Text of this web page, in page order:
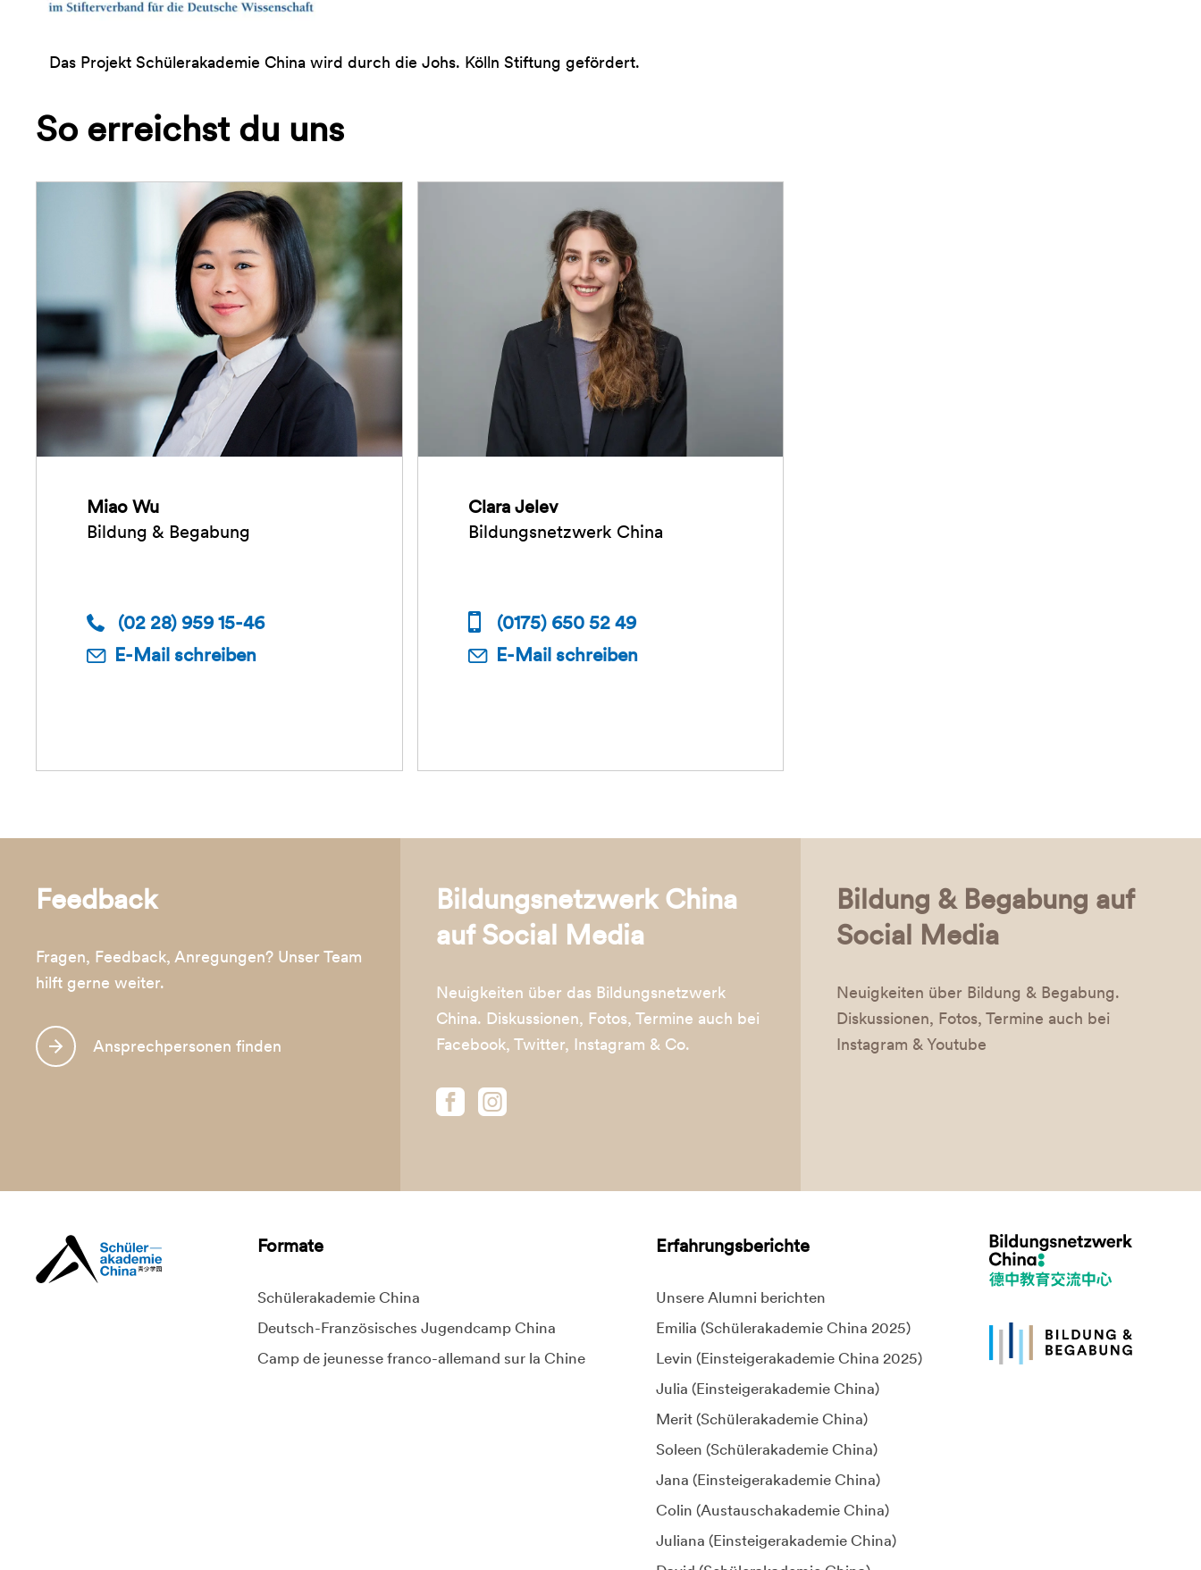
Das Projekt Schülerakademie China wird durch die Johs. Kölln Stiftung gefördert.
So erreichst du uns
Miao Wu
Bildung & Begabung
(02 28) 959 15-46
E-Mail schreiben
Clara Jelev
Bildungsnetzwerk China
(0175) 650 52 49
E-Mail schreiben
Feedback
Fragen, Feedback, Anregungen? Unser Team
hilft gerne weiter.
Ansprechpersonen finden
Bildungsnetzwerk China
auf Social Media
Neuigkeiten über das Bildungsnetzwerk
China. Diskussionen, Fotos, Termine auch bei
Facebook, Twitter, Instagram & Co.
Bildung & Begabung auf
Social Media
Neuigkeiten über Bildung & Begabung.
Diskussionen, Fotos, Termine auch bei
Instagram & Youtube
Formate
Schülerakademie China
Deutsch-Französisches Jugendcamp China
Camp de jeunesse franco-allemand sur la Chine
Erfahrungsberichte
Unsere Alumni berichten
Emilia (Schülerakademie China 2025)
Levin (Einsteigerakademie China 2025)
Julia (Einsteigerakademie China)
Merit (Schülerakademie China)
Soleen (Schülerakademie China)
Jana (Einsteigerakademie China)
Colin (Austauschakademie China)
Juliana (Einsteigerakademie China)